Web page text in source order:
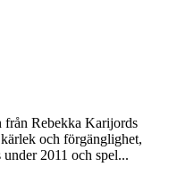
från Rebekka Karijords
och förgänglighet,
2011 och spel...